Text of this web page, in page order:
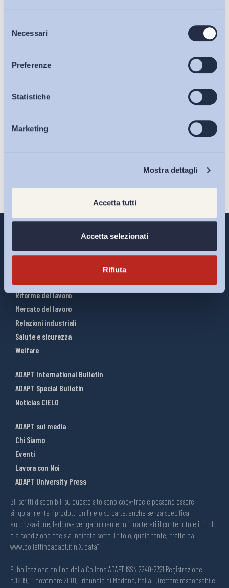
delNecessari
Preferenze
Statistiche
Marketing
Mostra dettagli
Accetta tutti
Accetta selezionati
Rifiuta
Bollettini ADAPT
Articoli
Osservatori
Eventi
Ho letto e Accetto il trattamento dei dati personali descritti
Riforme del lavoro
Mercato del lavoro
Relazioni industriali
Salute e sicurezza
Welfare
ADAPT International Bulletin
ADAPT Special Bulletin
Noticias CIELO
ADAPT sui media
Chi Siamo
Eventi
Lavora con Noi
ADAPT University Press
Gli scritti disponibili su questo sito sono copy-free e possono essere
singolarmente riprodotti on line o su carta, anche senza specifica
autorizzazione, laddove vengano mantenuti inalterati il contenuto e il titolo
e a condizione che sia indicata sotto il titolo, quale fonte, “tratto da
www.bollettinoadapt.it n.X, data“
Pubblicazione on line della Collana ADAPT ISSN 2240-2721 Registrazione
n.1609, 11 novembre 2001, Tribunale di Modena, Italia. Direttore responsabile: